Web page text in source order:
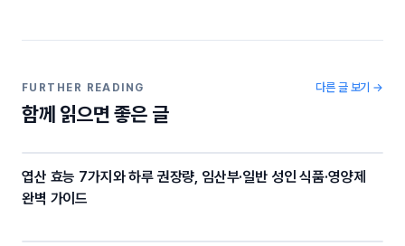
b
o
k
a
Li
FURTHER READING
함께 읽으면 좋은 글
다른 글 보기 →
엽산 효능 7가지와 하루 권장량, 임산부·일반 성인 식품·영양제
완벽 가이드